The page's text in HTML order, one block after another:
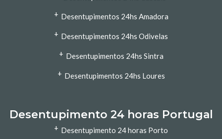
+ Desentupimentos 24hs Amadora
+ Desentupimentos 24hs Odivelas
+ Desentupimentos 24hs Sintra
+ Desentupimentos 24hs Loures
Desentupimento 24 horas Portugal
+ Desentupimento 24 horas Porto